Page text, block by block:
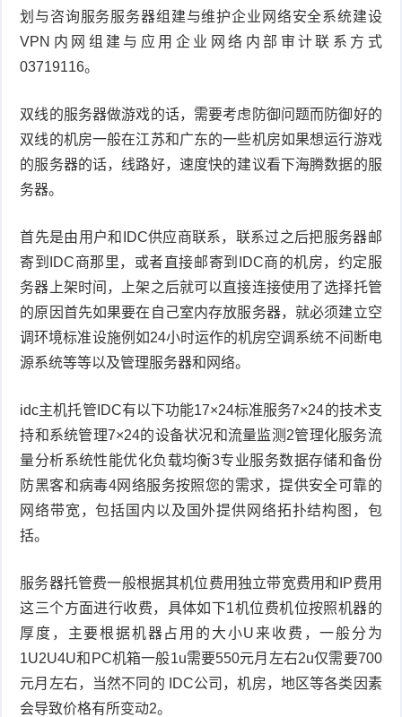
划与咨询服务服务器组建与维护企业网络安全系统建设
VPN内网组建与应用企业网络内部审计联系方式
03719116。
双线的服务器做游戏的话，需要考虑防御问题而防御好的
双线的机房一般在江苏和广东的一些机房如果想运行游戏
的服务器的话，线路好，速度快的建议看下海腾数据的服
务器。
首先是由用户和IDC供应商联系，联系过之后把服务器邮
寄到IDC商那里，或者直接邮寄到IDC商的机房，约定服
务器上架时间，上架之后就可以直接连接使用了选择托管
的原因首先如果要在自己室内存放服务器，就必须建立空
调环境标准设施例如24小时运作的机房空调系统不间断电
源系统等等以及管理服务器和网络。
idc主机托管IDC有以下功能17×24标准服务7×24的技术支
持和系统管理7×24的设备状况和流量监测2管理化服务流
量分析系统性能优化负载均衡3专业服务数据存储和备份
防黑客和病毒4网络服务按照您的需求，提供安全可靠的
网络带宽，包括国内以及国外提供网络拓扑结构图，包
括。
服务器托管费一般根据其机位费用独立带宽费用和IP费用
这三个方面进行收费，具体如下1机位费机位按照机器的
厚度，主要根据机器占用的大小U来收费，一般分为
1U2U4U和PC机箱一般1u需要550元月左右2u仅需要700
元月左右，当然不同的 IDC公司，机房，地区等各类因素
会导致价格有所变动2。